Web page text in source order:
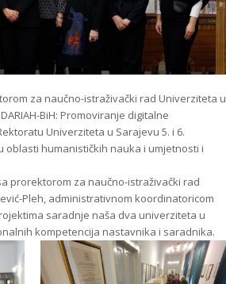
za naučno-istraživački rad Univerziteta u
BiH: Promoviranje digitalne
Univerziteta u Sarajevu 5. i 6.
humanističkih nauka i umjetnosti i
prorektorom za naučno-istraživački rad
Pleh, administrativnom koordinatoricom
saradnje naša dva univerziteta u
kompetencija nastavnika i saradnika.